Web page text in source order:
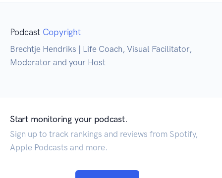
Podcast Copyright
Brechtje Hendriks | Life Coach, Visual Facilitator,
Moderator and your Host
Start monitoring your podcast.
Sign up to track rankings and reviews from Spotify,
Apple Podcasts and more.